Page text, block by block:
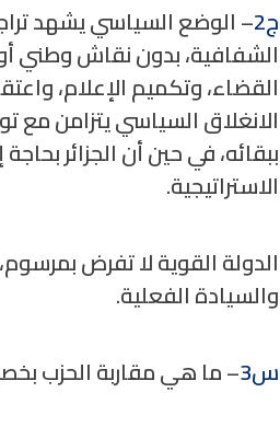
ج2– الوضع السياسي يشهد
الشفافية، بدون نقاش وطني
القضاء، وتكميم الإعلام،
الانغلاق السياسي يتزامن مع
ببقائه، في حين أن الجزائر
الاستراتيجية.
الدولة القوية لا تفرض
والسيادة الفعلية.
س3– ما هي مقاربة الحزب